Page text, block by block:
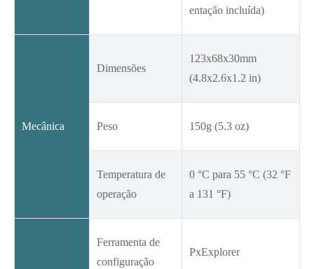
entação incluída)
Mecânica
Dimensões
123x68x30mm
(4.8x2.6x1.2 in)
Peso 150g (5.3 oz)
Temperatura de
operação
0 °C para 55 °C (32 °F
a 131 °F)
Ferramenta de
configuração
PxExplorer